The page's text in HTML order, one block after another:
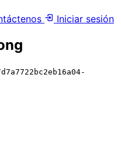
Iniciar sesión